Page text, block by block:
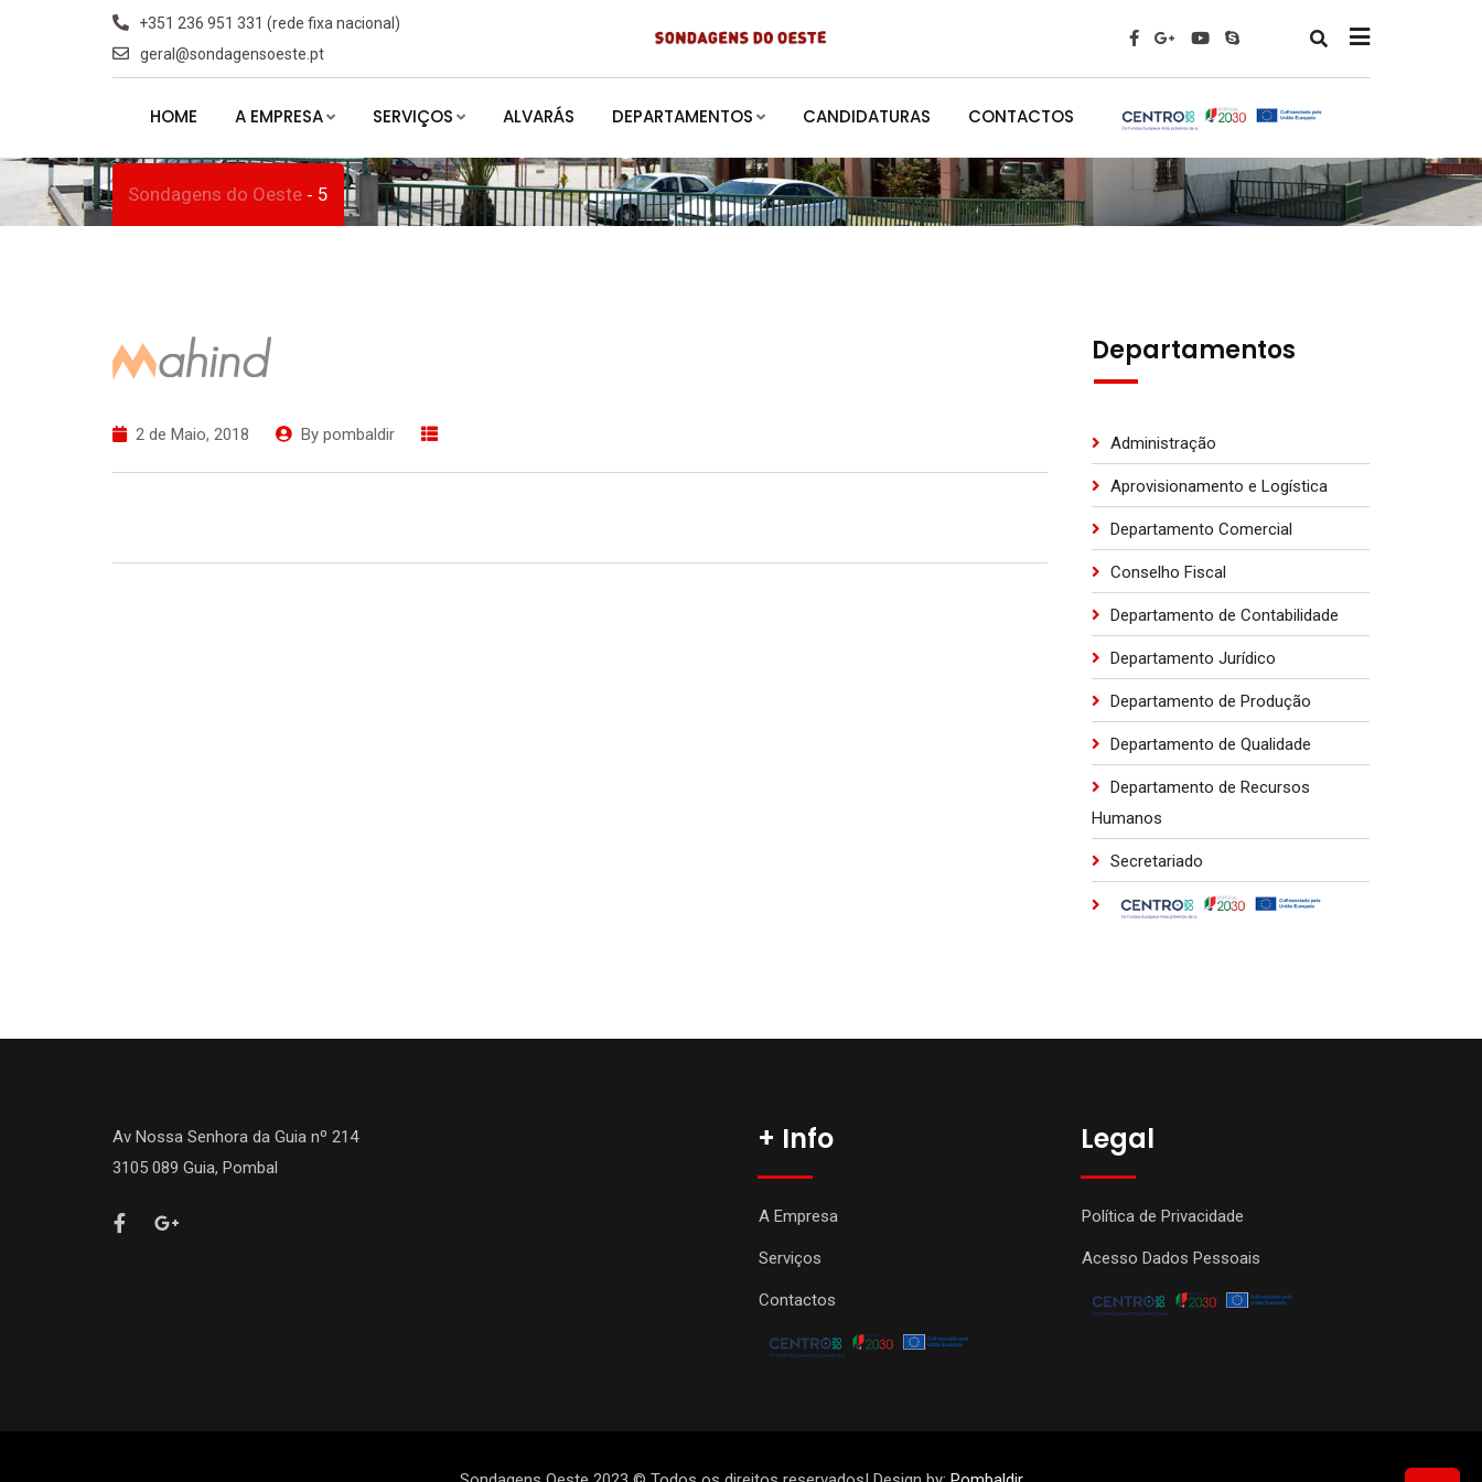
+351 236 951 331 (rede fixa nacional)
geral@sondagensoeste.pt
HOME A EMPRESA SERVIÇOS ALVARÁS DEPARTAMENTOS CANDIDATURAS CONTACTOS
5
Sondagens do Oeste - 5
2 de Maio, 2018 By pombaldir
Departamentos
Administração
Aprovisionamento e Logística
Departamento Comercial
Conselho Fiscal
Departamento de Contabilidade
Departamento Jurídico
Departamento de Produção
Departamento de Qualidade
Departamento de Recursos
Humanos
Secretariado
Av Nossa Senhora da Guia nº 214
3105 089 Guia, Pombal
+ Info
A Empresa
Serviços
Contactos
Legal
Política de Privacidade
Acesso Dados Pessoais